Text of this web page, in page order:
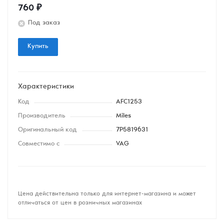
760 ₽
Под заказ
Купить
Характеристики
Код AFC1253
Производитель Miles
Оригинальный код 7P5819631
Совместимо с VAG
Цена действительна только для интернет-магазина и может
отличаться от цен в розничных магазинах